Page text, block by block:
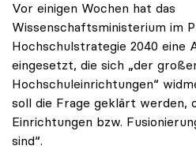
Vor einigen Wochen hat das
Wissenschaftsministerium im
Hochschulstrategie 2040 eine
eingesetzt, die sich „der
Hochschuleinrichtungen“
soll die Frage geklärt werden,
Einrichtungen bzw.
sind“.